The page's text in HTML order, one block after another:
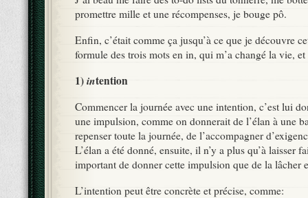
promettre mille et une récompenses, je bouge pô.
Enfin, c’était comme ça jusqu’à ce que je découvre
formule des trois mots en in, qui m’a changé la vie,
1)intention
Commencer la journée avec une intention, c’est lui
une impulsion, comme on donnerait de l’élan à une
repenser toute la journée, de l’accompagner
L’élan a été donné, ensuite, il n’y a plus qu’à laisser
important de donner cette impulsion que de la lâcher
L’intention peut être concrète et précise, comme: